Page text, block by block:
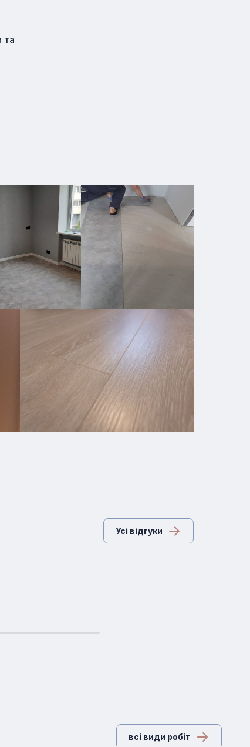
та
Усі відгуки
всі види робіт